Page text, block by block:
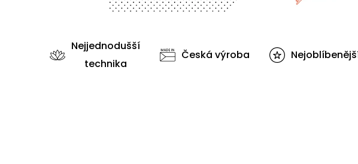
Nejjednodušší
technika
Česká výroba